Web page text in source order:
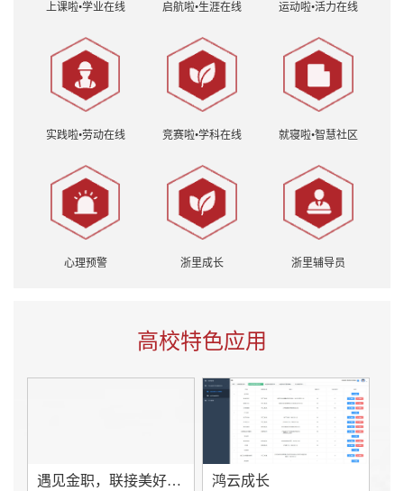
上课啦•学业在线 启航啦•生涯在线 运动啦•活力在线
实践啦•劳动在线 竞赛啦•学科在线 就寝啦•智慧社区
心理预警 浙里成长 浙里辅导员
高校特色应用
遇见金职，联接美好“金色年华”移动端应用案例 鸿云成长